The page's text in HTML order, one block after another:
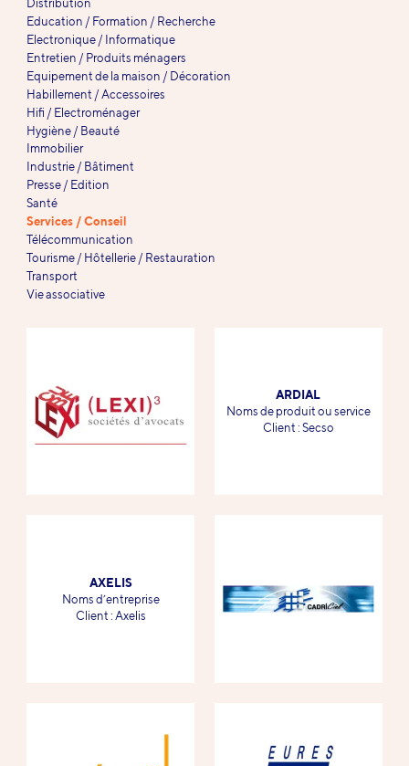
Education / Formation / Recherche
Electronique / Informatique
Entretien / Produits ménagers
Equipement de la maison / Décoration
Habillement / Accessoires
Hifi / Electroménager
Hygiène / Beauté
Immobilier
Industrie / Bâtiment
Presse / Edition
Santé
Services / Conseil
Télécommunication
Tourisme / Hôtellerie / Restauration
Transport
Vie associative
ARDIAL
-Noms de produit ou service
-
Client : Secso
AXELIS
-Noms d’entreprise
-
Client : Axelis